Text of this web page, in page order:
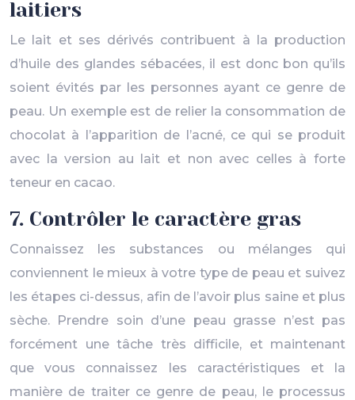
laitiers
Le lait et ses dérivés contribuent à la production
d’huile des glandes sébacées, il est donc bon qu’ils
soient évités par les personnes ayant ce genre de
peau. Un exemple est de relier la consommation de
chocolat à l’apparition de l’acné, ce qui se produit
avec la version au lait et non avec celles à forte
teneur en cacao.
7. Contrôler le caractère gras
Connaissez les substances ou mélanges qui
conviennent le mieux à votre type de peau et suivez
les étapes ci-dessus, afin de l’avoir plus saine et plus
sèche. Prendre soin d’une peau grasse n’est pas
forcément une tâche très difficile, et maintenant
que vous connaissez les caractéristiques et la
manière de traiter ce genre de peau, le processus